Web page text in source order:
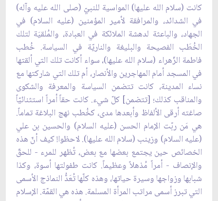
كانت (سلام الله عليها) المواسية للنبيّ (صلى الله عليه وآله)
في الشدائد، والمرافقة لأمير المؤمنين (عليه السلام) في
الجهاد، والباعثة لدهشة الملائكة في العبادة، والمُلقيَة لتلك
الخُطَب الفصيحة والبليغة والناريّة في السياسة. خُطب
فاطمة الزّهراء (سلام الله عليها)، سواء أكانت تلك التي ألقتها
في المسجد أمام المهاجرين والأنصار، أم تلك التي شاركتها مع
نساء المدينة، كانت تتضمن السياسة والمعرفة والشكوى
والمناقب كذلك؛ [تتضمن] كلّ شيء. كانت حقاً أمراً استثنائيّاً
صاغته أرقى الألفاظ وأبعدها مدى، كخُطب نهج البلاغة تماماً.
هي مَن ربّت الإمام الحسن (عليه السلام) والحسين بن علي
(عليه السلام) وزينب (سلام الله عليها). لاحظوا! كيف أنّ هذه
الخصائص حين يجتمع بعضها مع بعض، تُظهر للمرء - للحقّ
والإنصاف - أمراً مُذهلاً وعظيماً. كانت طفولتها أسوة، وكذا
شبابها وزواجها وسيرة حياتها، وهذه كلّها تُعَدُّ النماذج الأسمى
التي تبرز أسمى مراتب المرأة المسلمة. هذه هي القمّة. الإسلام